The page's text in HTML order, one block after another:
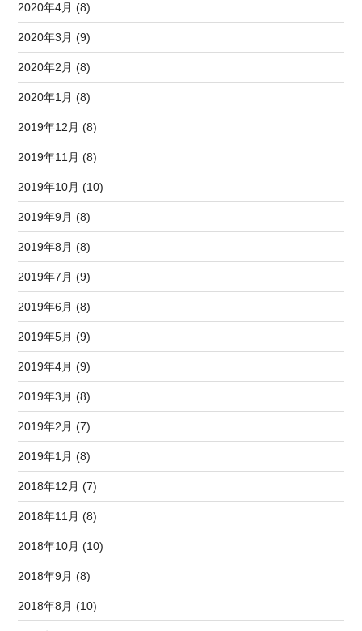
2020年4月 (8)
2020年3月 (9)
2020年2月 (8)
2020年1月 (8)
2019年12月 (8)
2019年11月 (8)
2019年10月 (10)
2019年9月 (8)
2019年8月 (8)
2019年7月 (9)
2019年6月 (8)
2019年5月 (9)
2019年4月 (9)
2019年3月 (8)
2019年2月 (7)
2019年1月 (8)
2018年12月 (7)
2018年11月 (8)
2018年10月 (10)
2018年9月 (8)
2018年8月 (10)